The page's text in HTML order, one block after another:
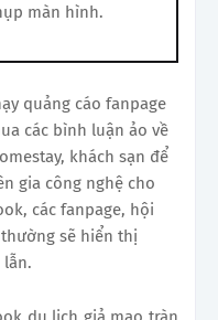
màn hình.
quảng cáo fanpage
các bình luận ảo về
khách sạn để
gia công nghệ cho
các fanpage, hội
sẽ hiển thị